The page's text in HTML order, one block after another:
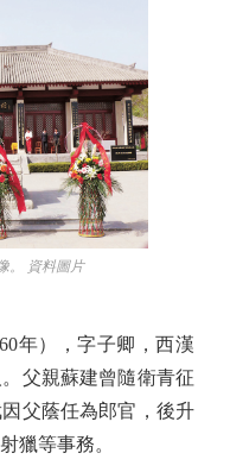
。 資料圖片
年），字子卿，西漢
父親蘇建曾隨衛青征
父蔭任為郎官，後升
獵等事務。